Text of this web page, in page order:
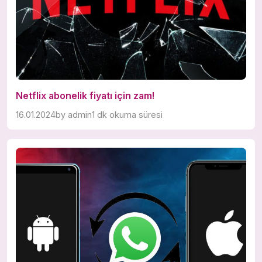
Netflix abonelik fiyatı için zam!
16.01.2024by admin1 dk okuma süresi